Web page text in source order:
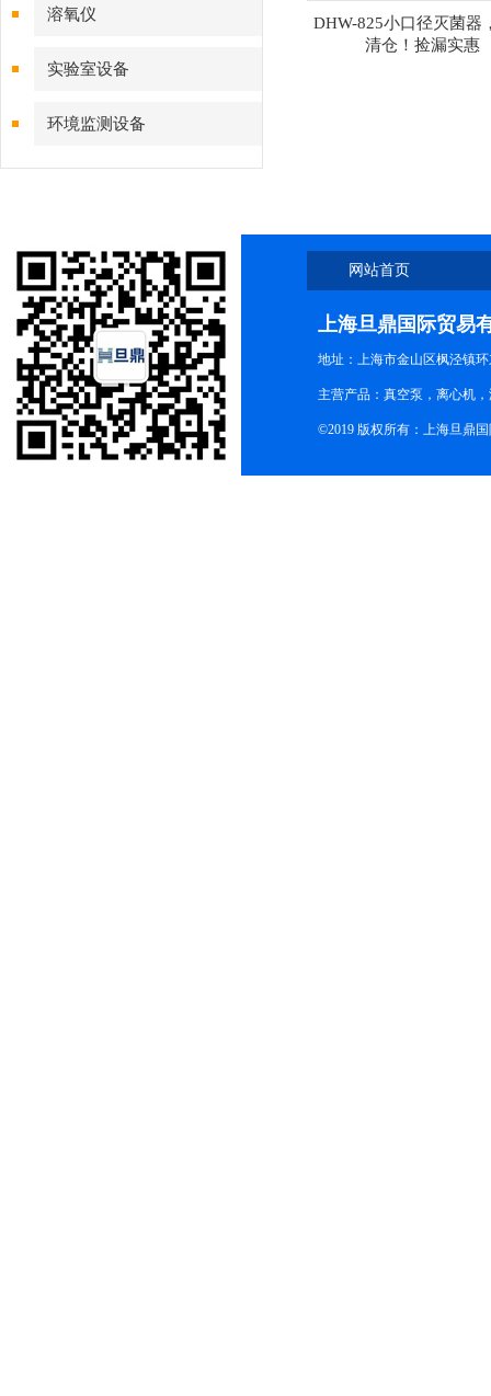
溶氧仪
实验室设备
环境监测设备
DHW-825小口径灭菌器
清仓！捡漏实惠
网站首页
上海旦鼎国际贸易
地址：上海市金山区枫泾镇
主营产品：真空泵，离心机
©2019 版权所有：上海旦鼎